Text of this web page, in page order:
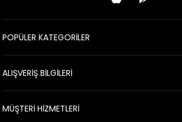
POPÜLER KATEGORİLER
ALIŞVERİŞ BİLGİLERİ
MÜŞTERİ HİZMETLERİ